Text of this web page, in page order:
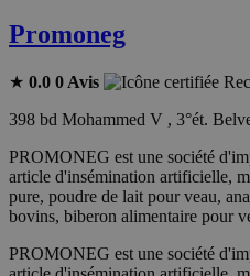
Promoneg
★ 0.0 0 Avis
398 bd Mohammed V , 3°ét.
PROMONEG est une société
article d'insémination artificielle,
pure, poudre de lait pour veau,
bovins, biberon alimentaire pour
PROMONEG est une société